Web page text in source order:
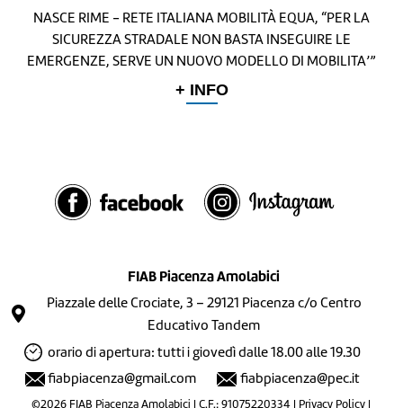
NASCE RIME - RETE ITALIANA MOBILITÀ EQUA, “PER LA
SICUREZZA STRADALE NON BASTA INSEGUIRE LE
EMERGENZE, SERVE UN NUOVO MODELLO DI MOBILITA’”
+ INFO
FIAB Piacenza Amolabici
Piazzale delle Crociate, 3 – 29121 Piacenza c/o Centro
Educativo Tandem
orario di apertura: tutti i giovedì dalle 18.00 alle 19.30
fiabpiacenza@gmail.com
fiabpiacenza@pec.it
©2026 FIAB Piacenza Amolabici | C.F.: 91075220334 | Privacy Policy |